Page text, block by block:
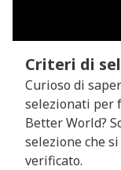
Criteri di
Curioso di
selezionati per
Better World?
selezione che
verificato.